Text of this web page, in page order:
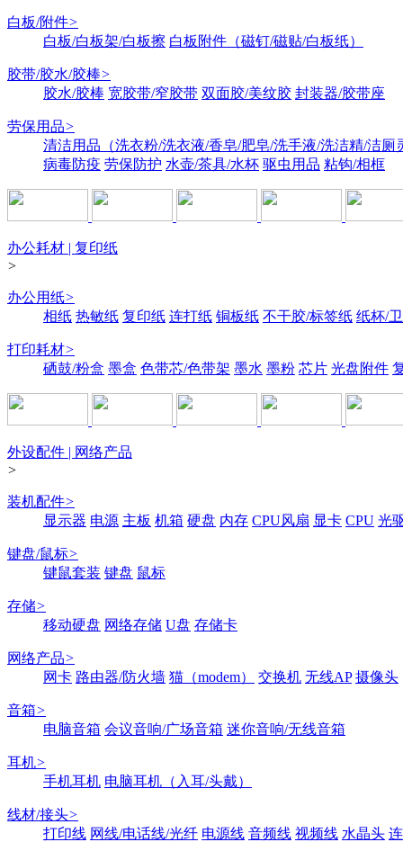
白板/附件>
白板/白板架/白板擦 白板附件（磁钉/磁贴/白板纸）
胶带/胶水/胶棒>
胶水/胶棒 宽胶带/窄胶带 双面胶/美纹胶 封装器/胶带座
劳保用品>
清洁用品（洗衣粉/洗衣液/香皂/肥皂/洗手液/洗洁精/洁厕
病毒防疫 劳保防护 水壶/茶具/水杯 驱虫用品 粘钩/相框
办公耗材 | 复印纸
>
办公用纸>
相纸 热敏纸 复印纸 连打纸 铜板纸 不干胶/标签纸 纸杯/
打印耗材>
硒鼓/粉盒 墨盒 色带芯/色带架 墨水 墨粉 芯片 光盘附件
外设配件 | 网络产品
>
装机配件>
显示器 电源 主板 机箱 硬盘 内存 CPU风扇 显卡 CPU 光
键盘/鼠标>
键鼠套装 键盘 鼠标
存储>
移动硬盘 网络存储 U盘 存储卡
网络产品>
网卡 路由器/防火墙 猫（modem） 交换机 无线AP 摄像头
音箱>
电脑音箱 会议音响/广场音箱 迷你音响/无线音箱
耳机>
手机耳机 电脑耳机（入耳/头戴）
线材/接头>
打印线 网线/电话线/光纤 电源线 音频线 视频线 水晶头